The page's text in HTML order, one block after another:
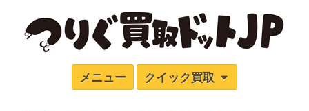
メニュー クイック買取